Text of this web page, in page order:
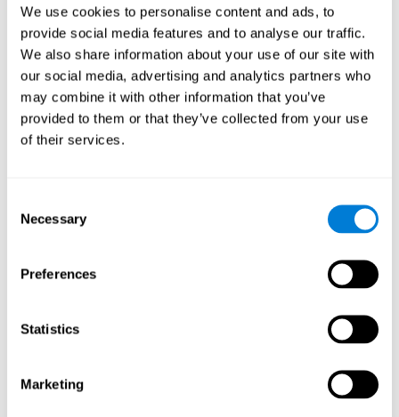
We use cookies to personalise content and ads, to
provide social media features and to analyse our traffic.
We also share information about your use of our site with
our social media, advertising and analytics partners who
may combine it with other information that you’ve
provided to them or that they’ve collected from your use
of their services.
Selection
Necessary
Preferences
Statistics
Marketing
В то же время участники контрольной группы одновременно
использовали три некогнитивных приложения. Заданиями
этих приложений были:
Воссоздать историю семьи с помощью знаменательных
жизненных событий, таких как свадьбы, рождение детей
Оцифровать семейные фотографии для создания
Пре- и посттестирование
состояния после вмешательства (пост-тест) участникам
издание), измеряющий невербальный интеллект.
исполнительные функции и другие способности.
(Тест на запоминание цифр), в прямом (DSF) и